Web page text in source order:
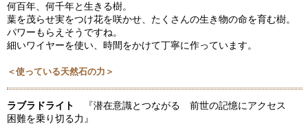
何百年、何千年と生きる樹。
葉を茂らせ実をつけ花を咲かせ、たくさんの生き物の命を育む樹。
パワーもらえそうですね。
細いワイヤーを使い、時間をかけて丁寧に作っています。
＜使っている天然石の力＞
ラブラドライト
『潜在意識とつながる 前世の記憶にアクセス
困難を乗り切る力』